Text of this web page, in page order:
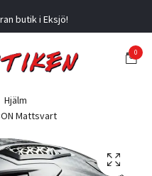
butik i Eksjö!
0
Hjälm
Mattsvart